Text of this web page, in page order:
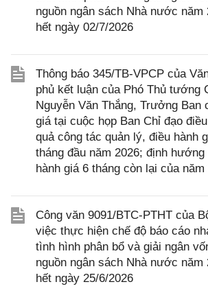
nguồn ngân sách Nhà nước năm
hết ngày 02/7/2026
Thông báo 345/TB-VPCP của
phủ kết luận của Phó Thủ tướng
Nguyễn Văn Thắng, Trưởng Ban
giá tại cuộc họp Ban Chỉ đạo
quả công tác quản lý, điều hành
tháng đầu năm 2026; định
hành giá 6 tháng còn lại của năm
Công văn 9091/BTC-PTHT của
việc thực hiện chế độ báo cáo
tình hình phân bổ và giải ngân
nguồn ngân sách Nhà nước năm
hết ngày 25/6/2026